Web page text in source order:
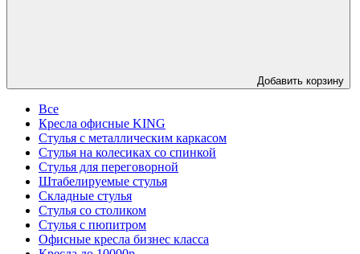
Добавить корзину
Все
Кресла офисные KING
Стулья с металлическим каркасом
Стулья на колесиках со спинкой
Стулья для переговорной
Штабелируемые стулья
Складные стулья
Стулья со столиком
Стулья с пюпитром
Офисные кресла бизнес класса